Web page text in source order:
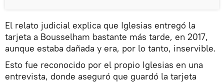
El relato judicial explica que Iglesias entregó la
tarjeta a Bousselham bastante más tarde, en 2017,
aunque estaba dañada y era, por lo tanto, inservible.
Esto fue reconocido por el propio Iglesias en una
entrevista, donde aseguró que guardó la tarjeta